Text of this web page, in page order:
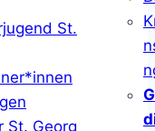
St.
St. Georg